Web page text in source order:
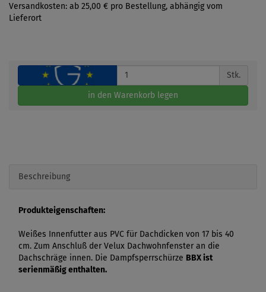
Versandkosten: ab 25,00 € pro Bestellung, abhängig vom
Lieferort
Stk.
in den Warenkorb legen
Beschreibung
Produkteigenschaften:
Weißes Innenfutter aus PVC für Dachdicken von 17 bis 40
cm. Zum Anschluß der Velux Dachwohnfenster an die
Dachschräge innen. Die Dampfsperrschürze BBX ist
serienmäßig enthalten.